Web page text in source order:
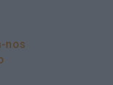
nos